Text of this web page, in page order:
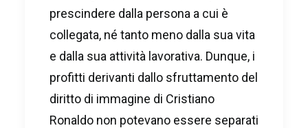
prescindere dalla persona a cui è
collegata, né tanto meno dalla sua vita
e dalla sua attività lavorativa. Dunque, i
profitti derivanti dallo sfruttamento del
diritto di immagine di Cristiano
Ronaldo non potevano essere separati